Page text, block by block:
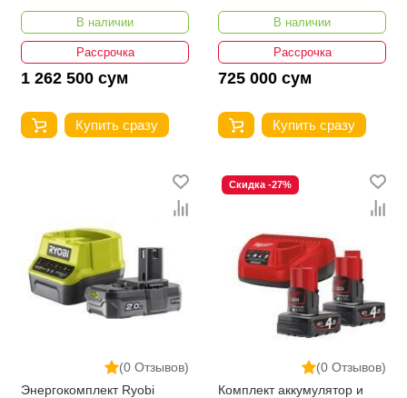
В наличии
Рассрочка
1 262 500 сум
Купить сразу
5133003354
В наличии
Рассрочка
725 000 сум
Купить сразу
(0 Отзывов)
Энергокомплект Ryobi
(0 Отзывов)
Скидка -27%
Комплект аккумулятор и